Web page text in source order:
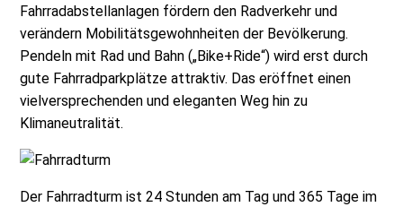
Fahrradabstellanlagen fördern den Radverkehr und
verändern Mobilitätsgewohnheiten der Bevölkerung.
Pendeln mit Rad und Bahn („Bike+Ride“) wird erst durch
gute Fahrradparkplätze attraktiv. Das eröffnet einen
vielversprechenden und eleganten Weg hin zu
Klimaneutralität.
Der Fahrradturm ist 24 Stunden am Tag und 365 Tage im